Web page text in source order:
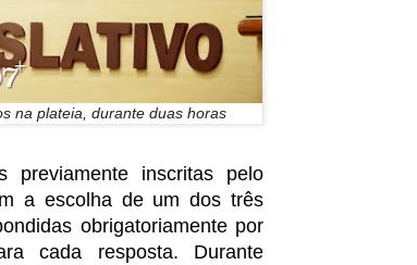
na plateia, durante duas horas
previamente inscritas pelo
a escolha de um dos três
obrigatoriamente por
cada resposta. Durante